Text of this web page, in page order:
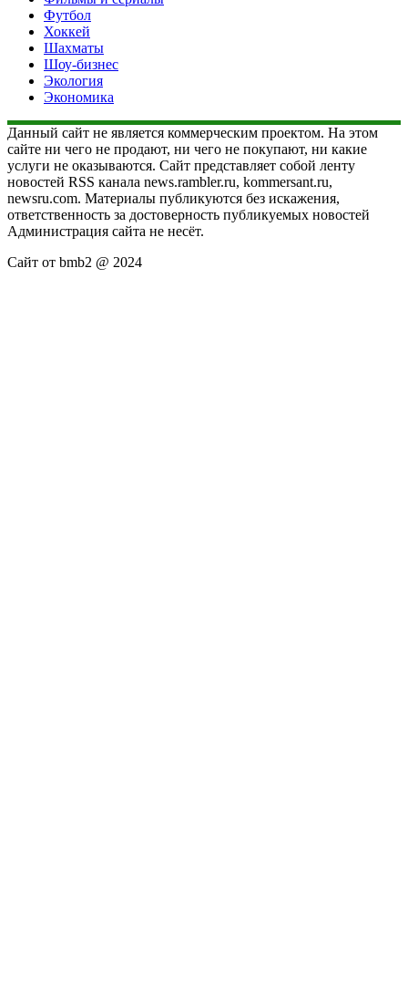
Футбол
Хоккей
Шахматы
Шоу-бизнес
Экология
Экономика
Данный сайт не является коммерческим проектом. На этом
сайте ни чего не продают, ни чего не покупают, ни какие
услуги не оказываются. Сайт представляет собой ленту
новостей RSS канала news.rambler.ru, kommersant.ru,
newsru.com. Материалы публикуются без искажения,
ответственность за достоверность публикуемых новостей
Администрация сайта не несёт.
Сайт от bmb2 @ 2024